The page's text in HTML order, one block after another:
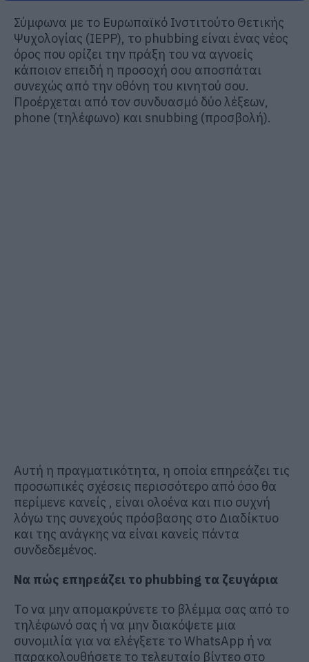
Σύμφωνα με το Ευρωπαϊκό Ινστιτούτο Θετικής
Ψυχολογίας (IEPP), το phubbing είναι ένας νέος
όρος που ορίζει την πράξη του να αγνοείς
κάποιον επειδή η προσοχή σου αποσπάται
συνεχώς από την οθόνη του κινητού σου.
Προέρχεται από τον συνδυασμό δύο λέξεων,
phone (τηλέφωνο) και snubbing (προσβολή).
Αυτή η πραγματικότητα, η οποία επηρεάζει τις
προσωπικές σχέσεις περισσότερο από όσο θα
περίμενε κανείς , είναι ολοένα και πιο συχνή
λόγω της συνεχούς πρόσβασης στο Διαδίκτυο
και της ανάγκης να είναι κανείς πάντα
συνδεδεμένος.
Να πώς επηρεάζει το phubbing τα ζευγάρια
Το να μην απομακρύνετε το βλέμμα σας από το
τηλέφωνό σας ή να μην διακόψετε μια
συνομιλία για να ελέγξετε το WhatsApp ή να
παρακολουθήσετε το τελευταίο βίντεο στο